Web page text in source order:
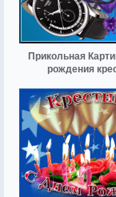
Прикольная
рождения